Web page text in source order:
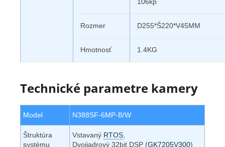
Rozmer D255*Š220*V45MM
Hmotnosť 1.4KG
Technické parametre kamery
Model N388SF-6MP-B/W
Štruktúra
systému
Vstavaný RTOS
Dvojjadrový 32bit DSP (GK7205V300)